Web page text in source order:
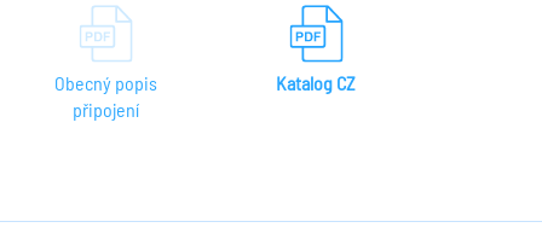
Obecný popis
připojení
Katalog CZ